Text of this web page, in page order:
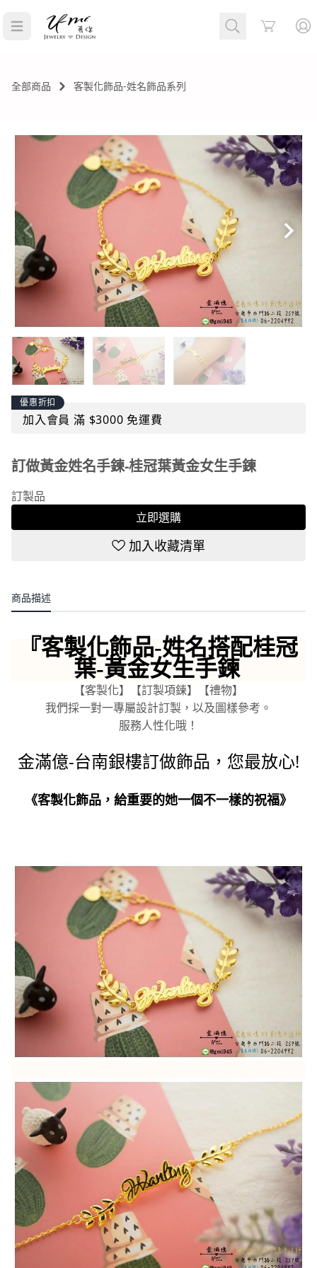
Cart
全部商品 客製化飾品-姓名飾品系列
優惠折扣
加入會員 滿 $3000 免運費
訂做黃金姓名手鍊-桂冠葉黃金女生手鍊
訂製品
立即選購
加入收藏清單
商品描述
『客製化飾品-姓名搭配桂冠
葉-黃金女生手鍊
【客製化】【訂製項鍊】【禮物】
我們採一對一專屬設計訂製，以及圖樣參考。
服務人性化哦！
金滿億-台南銀樓訂做飾品，您最放心!
《客製化飾品，給重要的她一個不一樣的祝福》